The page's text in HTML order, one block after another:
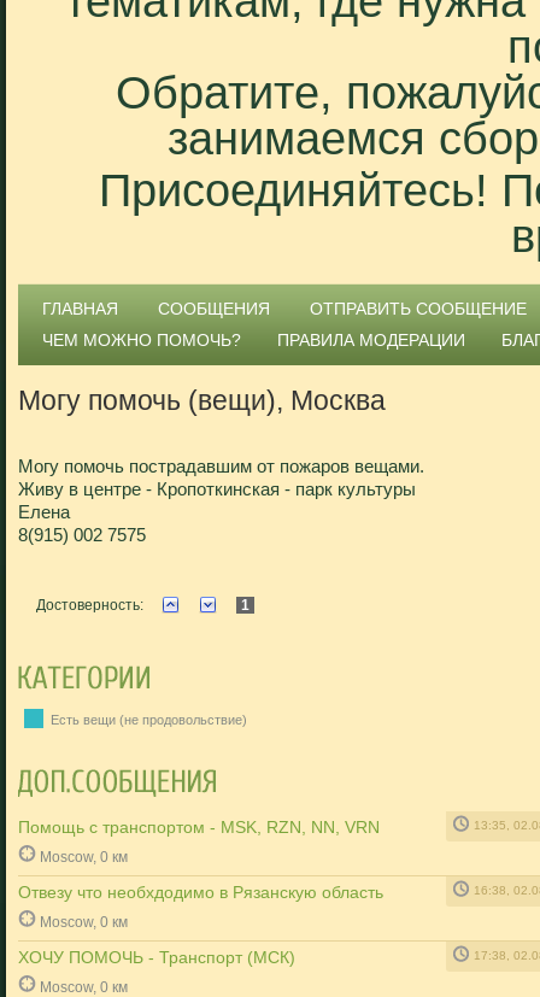
Обратите,
занимаемся
Присоединяйтесь!
ГЛАВНАЯ СООБЩЕНИЯ
ОТПРАВИТЬ СООБЩЕНИЕ
ЧЕМ МОЖНО ПОМОЧЬ?
ПРАВИЛА МОДЕРАЦИИ
Могу помочь (вещи), Москва
Могу помочь пострадавшим от пожаров вещами.
Живу в центре - Кропоткинская - парк культуры
Елена
8(915) 002 7575
Достоверность: 1
Есть вещи (не продовольствие)
Помощь с транспортом - MSK, RZN, NN, VRN 13:35,
Moscow, 0 км
Отвезу что необхдодимо в Рязанскую область 16:38,
Moscow, 0 км
ХОЧУ ПОМОЧЬ - Транспорт (МСК) 17:38,
Moscow, 0 км